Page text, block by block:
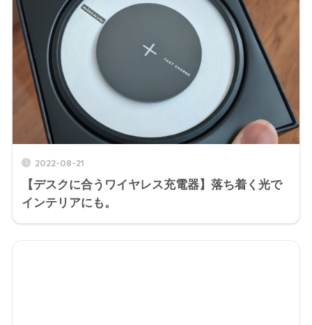
2022-08-21
【デスクに合うワイヤレス充電器】落ち着く光で
インテリアにも。